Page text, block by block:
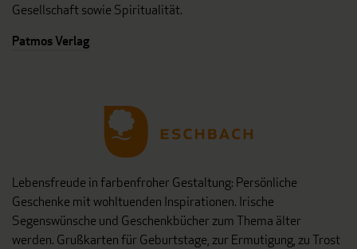
Gesellschaft sowie Spiritualität.
Patmos Verlag
Lebensfreude in farbenfroher Gestaltung: Persönliche
Geschenke mit wohltuenden Inspirationen. Irische
Segenswünsche und Geschenkbücher zum Thema älter
werden. Grußkarten für Geburtstage, zur Ermutigung, zu Trost